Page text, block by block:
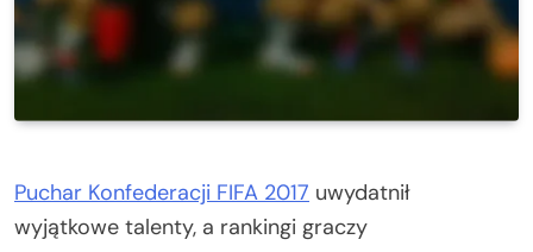
Puchar Konfederacji FIFA 2017 uwydatnił
wyjątkowe talenty, a rankingi graczy